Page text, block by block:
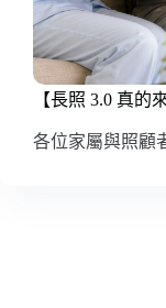
【長照 3.0 真的
各位家屬與照顧